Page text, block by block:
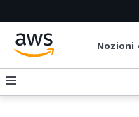
Nozioni